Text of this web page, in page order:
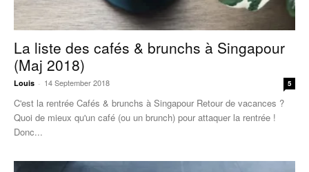
La liste des cafés & brunchs à Singapour
(Maj 2018)
Louis - 14 September 2018 5
C'est la rentrée Cafés & brunchs à Singapour Retour de vacances ?
Quoi de mieux qu'un café (ou un brunch) pour attaquer la rentrée !
Donc...